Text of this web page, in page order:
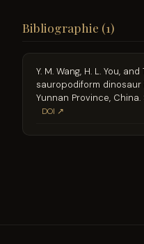
Bibliographie (1)
Y. M. Wang, H. L. You,
sauropodiform
Yunnan Province,
DOI ↗